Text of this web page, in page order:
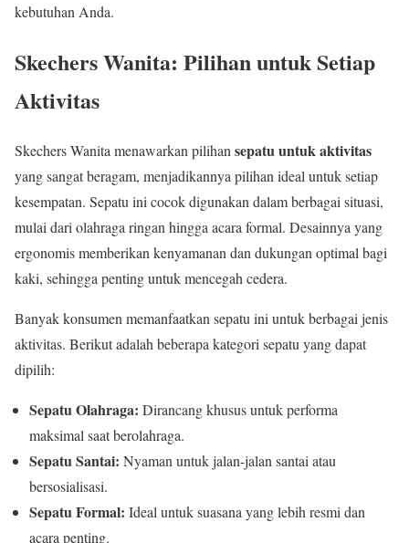
kebutuhan Anda.
Skechers Wanita: Pilihan untuk Setiap
Aktivitas
Skechers Wanita menawarkan pilihan sepatu untuk aktivitas
yang sangat beragam, menjadikannya pilihan ideal untuk setiap
kesempatan. Sepatu ini cocok digunakan dalam berbagai situasi,
mulai dari olahraga ringan hingga acara formal. Desainnya yang
ergonomis memberikan kenyamanan dan dukungan optimal bagi
kaki, sehingga penting untuk mencegah cedera.
Banyak konsumen memanfaatkan sepatu ini untuk berbagai jenis
aktivitas. Berikut adalah beberapa kategori sepatu yang dapat
dipilih:
Sepatu Olahraga: Dirancang khusus untuk performa
maksimal saat berolahraga.
Sepatu Santai: Nyaman untuk jalan-jalan santai atau
bersosialisasi.
Sepatu Formal: Ideal untuk suasana yang lebih resmi dan
acara penting.